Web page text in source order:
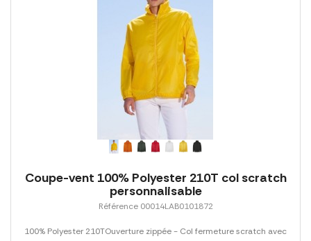
Coupe-vent 100% Polyester 210T col scratch
personnalisable
Référence 00014LAB0101872
100% Polyester 210TOuverture zippée - Col fermeture scratch avec